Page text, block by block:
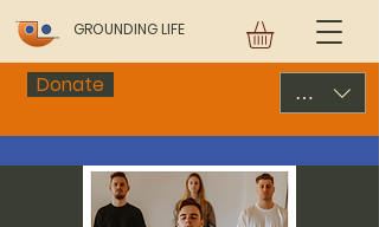
GROUNDING LIFE
Donate USD ($)